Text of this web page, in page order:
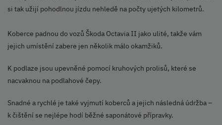
si tak užijí pohodlnou jízdu nehledě na počty ujetých kilometrů.
Koberce padnou do vozů Škoda Octavia II jako ulité, takže vám
jejich umístění zabere jen několik málo okamžiků.
K podlaze jsou upevněné pomocí kruhových prolisů, které se
nacvaknou na podlahové čepy.
Snadné a rychlé je také vyjmutí koberců a jejich následná údržba –
k čištění se nejlépe hodí běžné saponátové přípravky.